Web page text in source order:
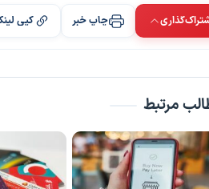
چاپ خبر کپی
مرتبط